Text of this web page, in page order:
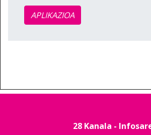
APLIKAZIOA
28 Kanala -